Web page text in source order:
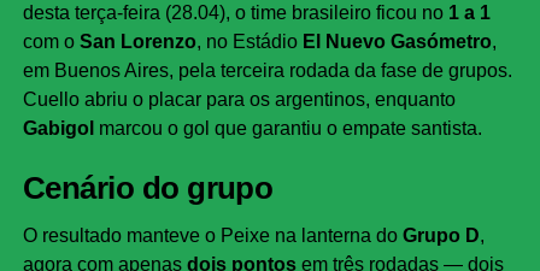
desta terça-feira (28.04), o time brasileiro ficou no 1 a 1
com o San Lorenzo, no Estádio El Nuevo Gasómetro,
em Buenos Aires, pela terceira rodada da fase de grupos.
Cuello abriu o placar para os argentinos, enquanto
Gabigol marcou o gol que garantiu o empate santista.
Cenário do grupo
O resultado manteve o Peixe na lanterna do Grupo D,
agora com apenas dois pontosem três rodadas — dois